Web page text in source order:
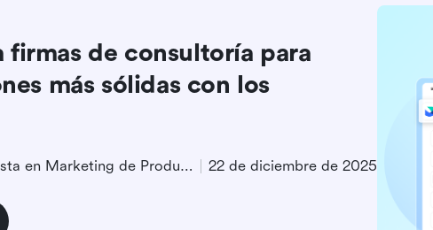
firmas de consultoría para
más sólidas con los
Especialista en Marketing de Producto 22 de diciembre de 2025